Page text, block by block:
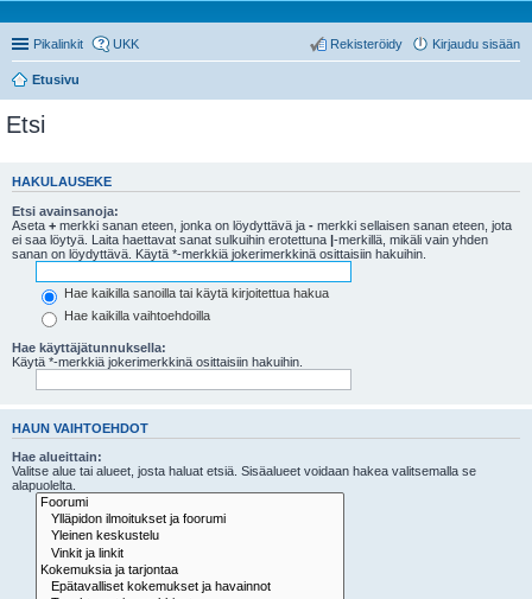
Pikalinkit UKK Kirjaudu sisään
Rekisteröidy
Etusivu
Etsi
HAKULAUSEKE
Etsi avainsanoja:
Aseta + merkki sanan eteen, jonka on löydyttävä ja - merkki sellaisen sanan eteen, jota
ei saa löytyä. Laita haettavat sanat sulkuihin erotettuna |-merkillä, mikäli vain yhden
sanan on löydyttävä. Käytä *-merkkiä jokerimerkkinä osittaisiin hakuihin.
Hae kaikilla sanoilla tai käytä kirjoitettua hakua
Hae kaikilla vaihtoehdoilla
Hae käyttäjätunnuksella:
Käytä *-merkkiä jokerimerkkinä osittaisiin hakuihin.
HAUN VAIHTOEHDOT
Hae alueittain:
Valitse alue tai alueet, josta haluat etsiä. Sisäalueet voidaan hakea valitsemalla se
alapuolelta.